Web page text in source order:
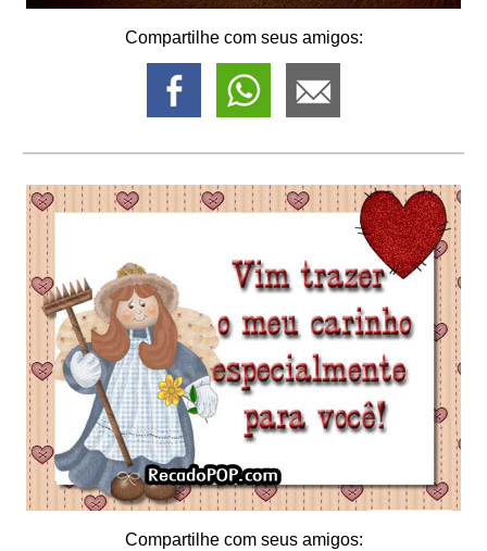
Compartilhe com seus amigos:
Compartilhe com seus amigos: